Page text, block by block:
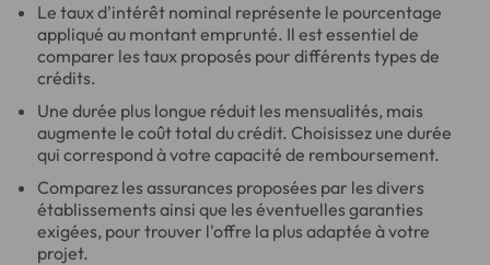
Le taux d'intérêt nominal représente le pourcentage
appliqué au montant emprunté. Il est essentiel de
comparer les taux proposés pour différents types de
crédits.
Une durée plus longue réduit les mensualités, mais
augmente le coût total du crédit. Choisissez une durée
qui correspond à votre capacité de remboursement.
Comparez les assurances proposées par les divers
établissements ainsi que les éventuelles garanties
exigées, pour trouver l'offre la plus adaptée à votre
projet.